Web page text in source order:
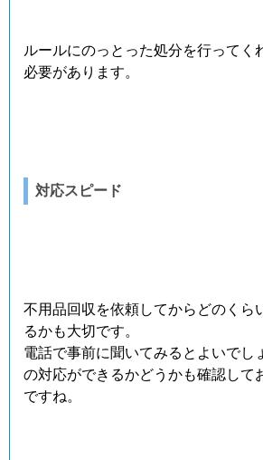
ルールにのっとった処分を行ってく
必要があります。
対応スピード
不用品回収を依頼してからどのくら
るかも大切です。
電話で事前に聞いてみるとよいでし
の対応ができるかどうかも確認して
ですね。